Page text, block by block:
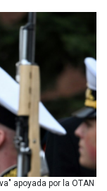
apoyada por la OTAN